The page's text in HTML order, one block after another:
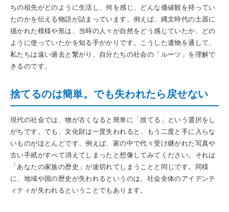
ちの祖先がどのように生活し、何を感じ、どんな価値観を持ってい
たのかを伝える物語が詰まっています。例えば、縄文時代の土器に
描かれた模様や形は、当時の人々が自然をどう感じていたか、どの
ように使っていたかを知る手がかりです。こうした遺物を通して、
私たちは遠い過去と繋がり、自分たちの社会の「ルーツ」を理解で
きるのです。
捨てるのは簡単。でも失われたら戻せない
現代の社会では、物が古くなると簡単に「捨てる」という選択をし
がちです。でも、文化財は一度失われると、もう二度と手に入らな
いものがほとんどです。例えば、家の中で代々受け継がれた写真や
古い手紙がすべて消えてしまったと想像してみてください。それは
「あなたの家族の歴史」が途切れてしまうことと同じです。同様
に、地域や国の歴史が失われるというのは、社会全体のアイデンテ
ィティが失われるということでもあります。